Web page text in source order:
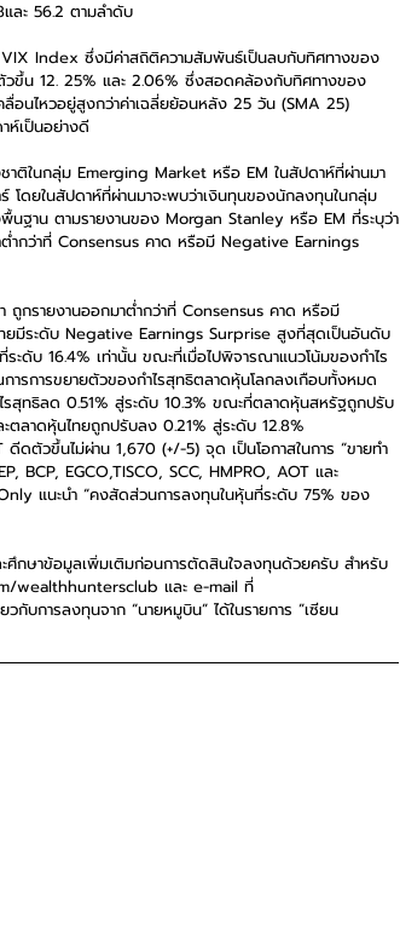
ละ 56.2 ตามลำดับ
Index ซึ่งมีค่าสถิติความสัมพันธ์เป็นลบกับทิศทางของ
ขึ้น 12. 25% และ 2.06% ซึ่งสอดคล้องกับทิศทางของ
นไหวอยู่สูงกว่าค่าเฉลี่ยย้อนหลัง 25 วัน (SMA 25)
ห์เป็นอย่างดี
าติในกลุ่ม Emerging Market หรือ EM ในสัปดาห์ที่ผ่านมา
ดยในสัปดาห์ที่ผ่านมาจะพบว่าเงินทุนของนักลงทุนในกลุ่ม
ฐาน ตามรายงานของ Morgan Stanley หรือ EM ที่ระบุว่า
ำกว่าที่ Consensus คาด หรือมี Negative Earnings
กรายงานออกมาต่ำกว่าที่ Consensus คาด หรือมี
ยมีระดับ Negative Earnings Surprise สูงที่สุดเป็นอันดับ
ดับ 16.4% เท่านั้น ขณะที่เมื่อไปพิจารณาแนวโน้มของกำไร
รการขยายตัวของกำไรสุทธิตลาดหุ้นโลกลงเกือบทั้งหมด
รสุทธิลด 0.51% สู่ระดับ 10.3% ขณะที่ตลาดหุ้นสหรัฐถูกปรับ
ลาดหุ้นไทยถูกปรับลง 0.21% สู่ระดับ 12.8%
ดตัวขึ้นไม่ผ่าน 1,670 (+/-5) จุด เป็นโอกาสในการ “ขายทำ
BCP, EGCO,TISCO, SCC, HMPRO, AOT และ
แนะนำ “คงสัดส่วนการลงทุนในหุ้นที่ระดับ 75% ของ
กษาข้อมูลเพิ่มเติมก่อนการตัดสินใจลงทุนด้วยครับ สำหรับ
wealthhuntersclub และ e-mail ที่
บการลงทุนจาก “นายหมูบิน” ได้ในรายการ ”เซียน